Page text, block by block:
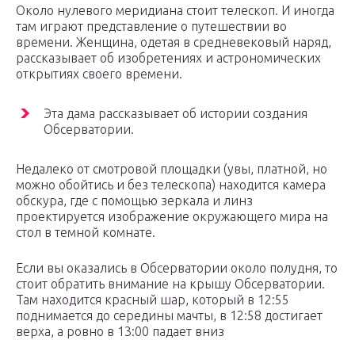
Около нулевого меридиана стоит телескоп. И иногда
там играют представление о путешествии во
времени. Женщина, одетая в средневековый наряд,
рассказывает об изобретениях и астрономических
открытиях своего времени.
Эта дама рассказывает об истории создания
Обсерватории.
Недалеко от смотровой площадки (увы, платной, но
можно обойтись и без телескопа) находится камера
обскура, где с помощью зеркала и линз
проектируется изображение окружающего мира на
стол в темной комнате.
Если вы оказались в Обсерватории около полудня, то
стоит обратить внимание на крышу Обсерватории.
Там находится красный шар, который в 12:55
поднимается до середины мачты, в 12:58 достигает
верха, а ровно в 13:00 падает вниз